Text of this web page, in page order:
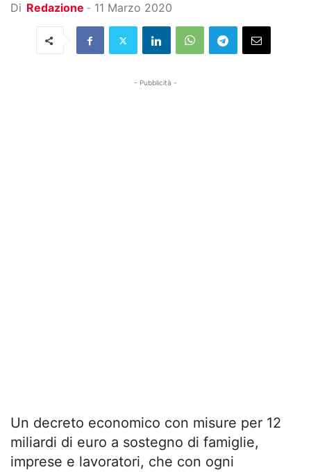
Di Redazione - 11 Marzo 2020
- Pubblicità -
Un decreto economico con misure per 12
miliardi di euro a sostegno di famiglie,
imprese e lavoratori, che con ogni